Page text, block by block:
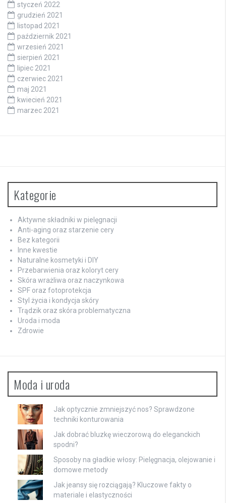
styczeń 2022
grudzień 2021
listopad 2021
październik 2021
wrzesień 2021
sierpień 2021
lipiec 2021
czerwiec 2021
maj 2021
kwiecień 2021
marzec 2021
Kategorie
Aktywne składniki w pielęgnacji
Anti-aging oraz starzenie cery
Bez kategorii
Inne kwestie
Naturalne kosmetyki i DIY
Przebarwienia oraz koloryt cery
Skóra wrażliwa oraz naczynkowa
SPF oraz fotoprotekcja
Styl życia i kondycja skóry
Trądzik oraz skóra problematyczna
Uroda i moda
Zdrowie
Moda i uroda
Jak optycznie zmniejszyć nos? Sprawdzone
techniki konturowania
Jak dobrać bluzkę wieczorową do eleganckich
spodni?
Sposoby na gładkie włosy: Pielęgnacja, olejowanie i
domowe metody
Jak jeansy się rozciągają? Kluczowe fakty o
materiale i elastyczności